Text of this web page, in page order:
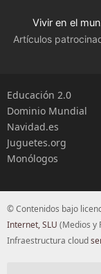
Vivir en el
Artículos
Educación 2.0
Dominio Mundial
Navidad.es
Juguetes.org
Monólogos
© Contenidos bajo
Internet, SLU (Medios y
Infraestructura cloud